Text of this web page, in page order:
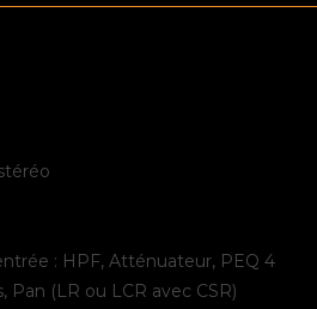
: HPF, Atténuateur, PEQ 4
Pan (LR ou LCR avec CSR)